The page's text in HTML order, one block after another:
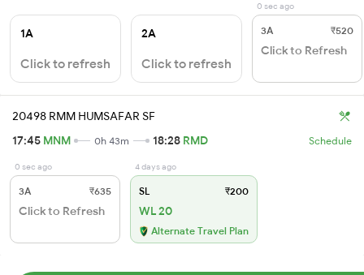
1A
Click to refresh
2A
Click to refresh
0 sec ago
3A ₹520
Click to Refresh
20498 RMM HUMSAFAR SF
17:45 MNM 0h 43m 18:28 RMD Schedule
0 sec ago
3A ₹635
Click to Refresh
4 days ago
SL ₹200
WL 20
Alternate Travel Plan